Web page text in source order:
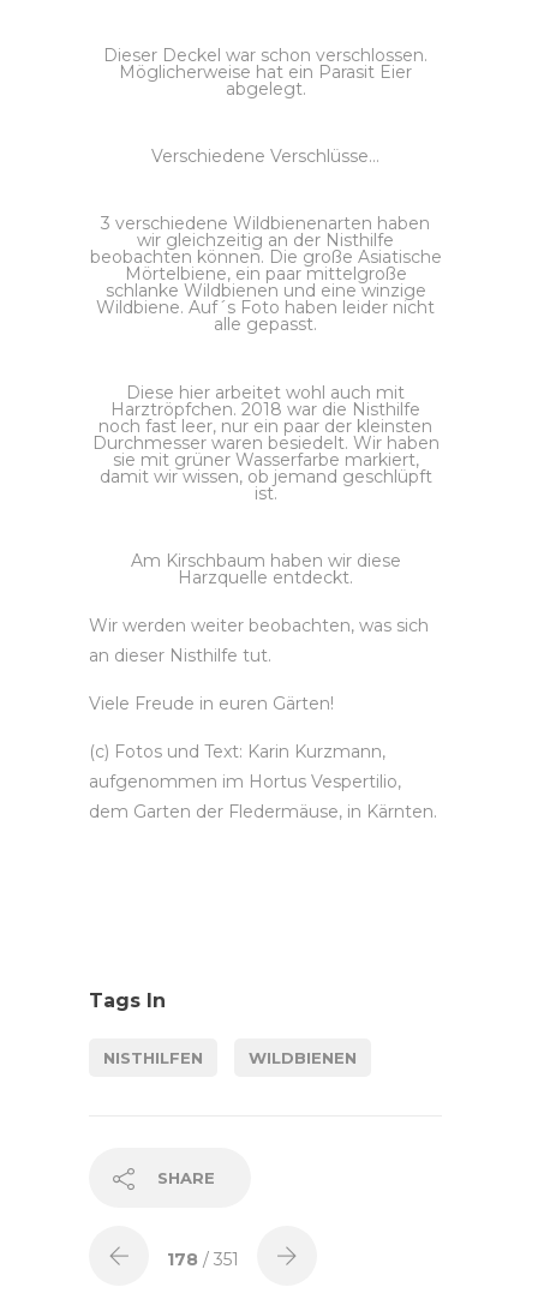
Dieser Deckel war schon verschlossen.
Möglicherweise hat ein Parasit Eier
abgelegt.
Verschiedene Verschlüsse…
3 verschiedene Wildbienenarten haben
wir gleichzeitig an der Nisthilfe
beobachten können. Die große Asiatische
Mörtelbiene, ein paar mittelgroße
schlanke Wildbienen und eine winzige
Wildbiene. Auf´s Foto haben leider nicht
alle gepasst.
Diese hier arbeitet wohl auch mit
Harztröpfchen. 2018 war die Nisthilfe
noch fast leer, nur ein paar der kleinsten
Durchmesser waren besiedelt. Wir haben
sie mit grüner Wasserfarbe markiert,
damit wir wissen, ob jemand geschlüpft
ist.
Am Kirschbaum haben wir diese
Harzquelle entdeckt.
Wir werden weiter beobachten, was sich
an dieser Nisthilfe tut.
Viele Freude in euren Gärten!
(c) Fotos und Text: Karin Kurzmann,
aufgenommen im Hortus Vespertilio,
dem Garten der Fledermäuse, in Kärnten.
Tags In
NISTHILFEN WILDBIENEN
SHARE
178 / 351